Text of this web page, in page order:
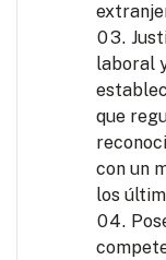
laboral
que
con un
los